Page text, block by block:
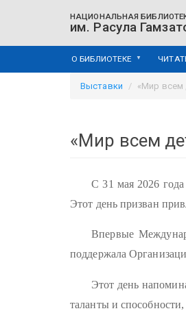
НАЦИОНАЛЬНАЯ
им. Расула
О БИБЛИОТЕКЕ
Выставки «Мир всем
«Мир всем
С 31 мая 2026
Этот день призван
Впервые
поддержала
Этот день
таланты и